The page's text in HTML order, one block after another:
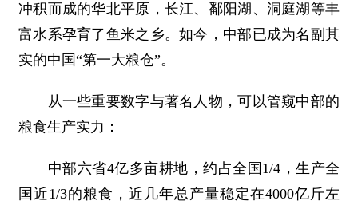
冲积而成的华北平原，长江、鄱阳湖、洞庭湖等丰
富水系孕育了鱼米之乡。如今，中部已成为名副其
实的中国“第一大粮仓”。
从一些重要数字与著名人物，可以管窥中部的
粮食生产实力：
中部六省4亿多亩耕地，约占全国1/4，生产全
国近1/3的粮食，近几年总产量稳定在4000亿斤左